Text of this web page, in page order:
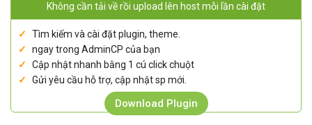
Không cần tải về rồi upload lên host mỗi lần cài đặt
Tìm kiếm và cài đặt plugin, theme.
ngay trong AdminCP của bạn
Cập nhật nhanh bằng 1 cú click chuột
Gửi yêu cầu hỗ trợ, cập nhật sp mới.
Download Plugin